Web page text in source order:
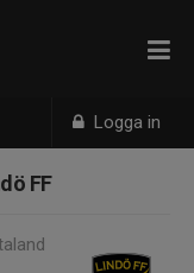
Logga in
FF